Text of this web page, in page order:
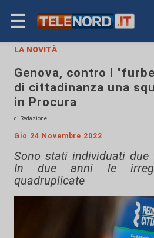
☰
la novità
Genova, contro i
di cittadinanza una
in Procura
di Redazione
Gio 24 Novembre 2022
Sono stati individuati due
In due anni le
quadruplicate